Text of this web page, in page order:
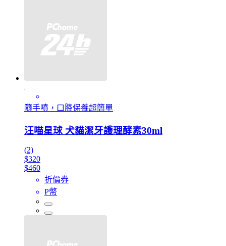
隨手噴，口腔保養超簡單
汪喵星球 犬貓潔牙護理酵素30ml
(2)
$320
$460
折價券
P幣